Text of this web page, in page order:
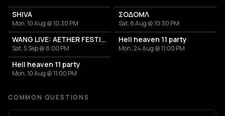
SHIVA
Mon, 10 Aug @ 10:30 PM
ΣΟΔΟΜΛ
Sat, 8 Aug @ 10:30 PM
WANG LIVE: AETHER FESTIVAL CLOSING EVENT
Sat, 5 Sep @ 8:00 PM
Hell heaven 11 party
Mon, 24 Aug @ 11:00 PM
Hell heaven 11 party
Mon, 10 Aug @ 11:00 PM
COMMON QUESTIONS